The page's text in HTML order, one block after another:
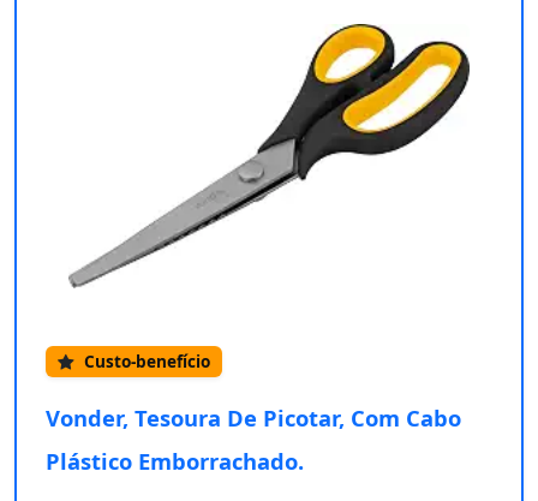
Custo-benefício
Vonder, Tesoura De Picotar, Com Cabo
Plástico Emborrachado.